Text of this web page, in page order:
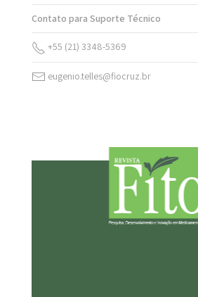
Contato para Suporte Técnico
+55 (21) 3348-5369
eugenio.telles@fiocruz.br